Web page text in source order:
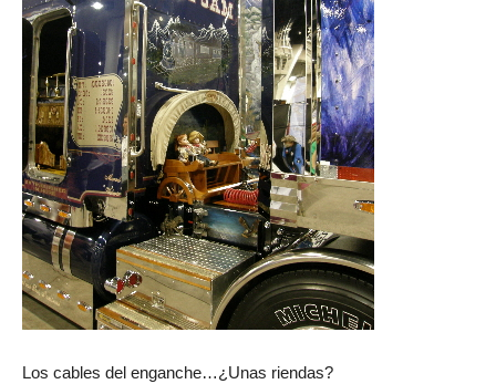
Los cables del enganche…¿Unas riendas?